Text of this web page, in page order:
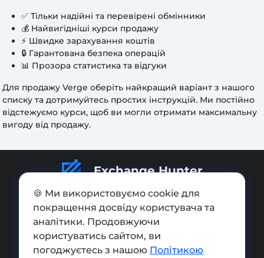
✅ Тільки надійні та перевірені обмінники
💰 Найвигідніші курси продажу
⚡ Швидке зарахування коштів
🔒 Гарантована безпека операцій
📊 Прозора статистика та відгуки
Для продажу Verge оберіть найкращий варіант з нашого
списку та дотримуйтесь простих інструкцій. Ми постійно
відстежуємо курси, щоб ви могли отримати максимальну
вигоду від продажу.
Exchange Hunter
Додати обмінник
🍪 Ми використовуємо cookie для
покращення досвіду користувача та
аналітики. Продовжуючи
користуватись сайтом, ви
погоджуєтесь з нашою Політикою